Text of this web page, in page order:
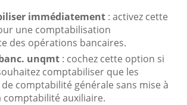
immédiatement : activez cette
une comptabilisation
des opérations bancaires.
unqmt : cochez cette option si
comptabiliser que les
comptabilité générale sans mise à
comptabilité auxiliaire.